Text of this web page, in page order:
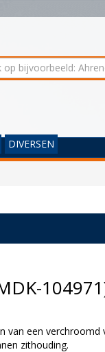
DIVERSEN
van een verchroomd
zithouding.